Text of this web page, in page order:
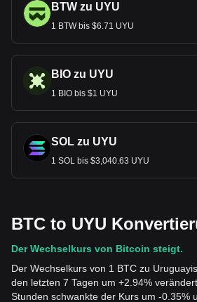
BTW zu UYU
1 BTW bis $6.71 UYU
BIO zu UYU
1 BIO bis $1 UYU
SOL zu UYU
1 SOL bis $3,040.63 UYU
BTC to UYU
Der Wechselkurs von Bitcoin steigt.
Der Wechselkurs von 1 BTC zu
den letzten 7 Tagen um +2.94%
Stunden schwankte der Kurs um -0.35%